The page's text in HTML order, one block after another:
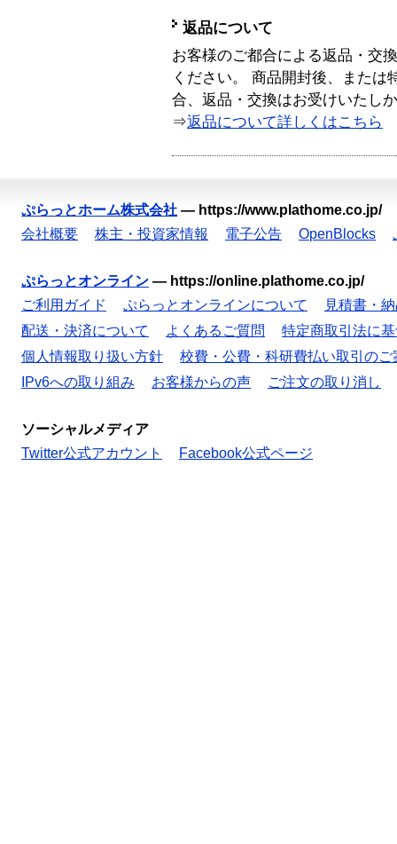
返品について
お客様のご都合による返品・交
ください。 商品開封後、または
合、返品・交換はお受けいたし
⇒返品について詳しくはこちら
ぷらっとホーム株式会社 — https://www.plathome.co.jp/
会社概要
株主・投資家情報 電子公告 OpenBlocks
ぷらっとオンライン — https://online.plathome.co.jp/
ご利用ガイド
ぷらっとオンラインについて
見積書・
配送・決済について
よくあるご質問
特定商取引法に
個人情報取り扱い方針
校費・公費・科研費払い取引のご
IPv6への取り組み
お客様からの声 ご注文の取り消し
ソーシャルメディア
Twitter公式アカウント
Facebook公式ページ